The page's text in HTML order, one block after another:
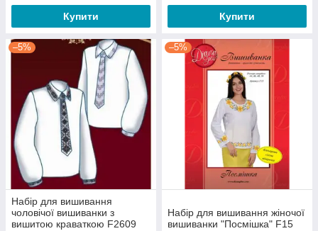
Купити Купити
–5%
Набір для вишивання
чоловічої вишиванки з
вишитою краваткою F2609
–5%
Набір для вишивання жіночої
вишиванки "Посмішка" F15